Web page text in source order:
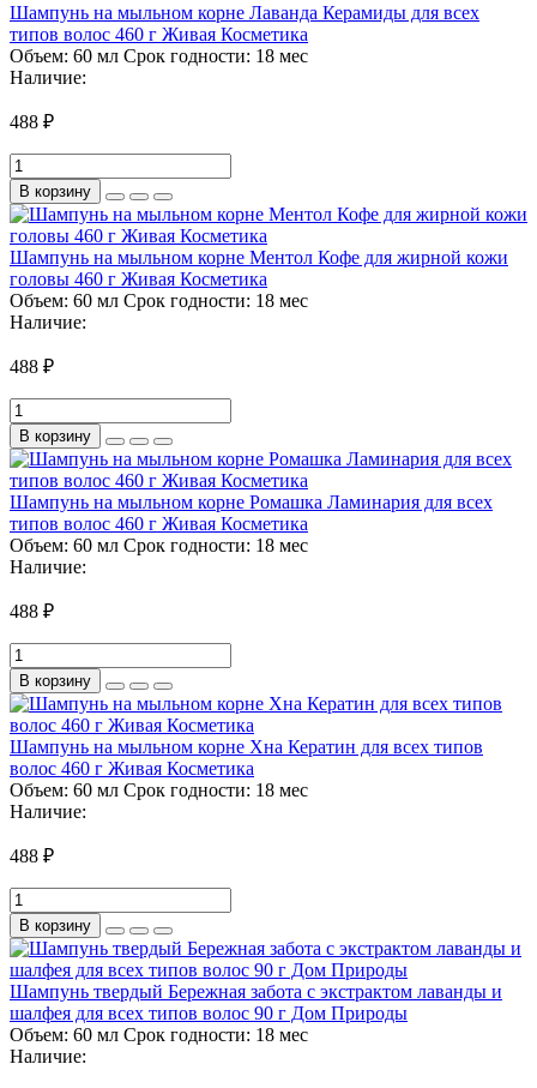
Шампунь на мыльном корне Лаванда Керамиды для всех
типов волос 460 г Живая Косметика
Объем: 60 мл Срок годности: 18 мес
Наличие:
488 ₽
В корзину
Шампунь на мыльном корне Ментол Кофе для жирной кожи
головы 460 г Живая Косметика
Объем: 60 мл Срок годности: 18 мес
Наличие:
488 ₽
В корзину
Шампунь на мыльном корне Ромашка Ламинария для всех
типов волос 460 г Живая Косметика
Объем: 60 мл Срок годности: 18 мес
Наличие:
488 ₽
В корзину
Шампунь на мыльном корне Хна Кератин для всех типов
волос 460 г Живая Косметика
Объем: 60 мл Срок годности: 18 мес
Наличие:
488 ₽
В корзину
Шампунь твердый Бережная забота с экстрактом лаванды и
шалфея для всех типов волос 90 г Дом Природы
Объем: 60 мл Срок годности: 18 мес
Наличие: